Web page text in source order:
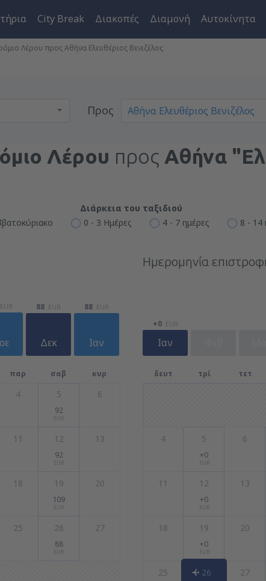
City Break Διακοπές Διαμονή Αυτοκίνητα
Λέρου προς Αθήνα Ελευθέριος Βενιζέλος
Προς
Λέρου προς Αθήνα
Διάρκεια του ταξιδιού
0 - 3 Ημέρες 4 - 7 ημέρες 8 - 14
EUR
Δεκ
88 EUR
Ιαν
88 EUR
παρ σαβ κυρ
4 5
92
EUR
6
11 12
92
EUR
13
18 19
109
EUR
20
25 26
88
EUR
27
Ημερομηνία
Ιαν
+0 EUR
δευτ τρί τετ
4 5
+0
EUR
6
11 12
+0
EUR
13
18 19
+0
EUR
20
25 26 27